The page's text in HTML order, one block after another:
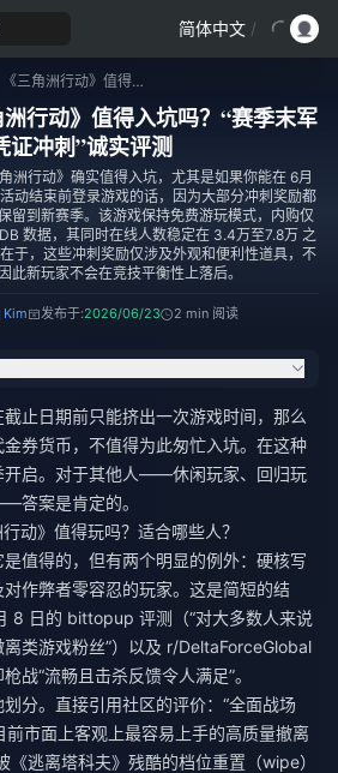
简体中文 /
2026年6月，《三角洲行动》值得入坑吗？“赛季末军备凭证冲刺”诚实评测
行动》值得入坑吗？“赛季末军
证冲刺”诚实评测
行动》确实值得入坑，尤其是如果你能在 6月
动结束前登录游戏的话，因为大部分冲刺奖励都
留到新赛季。该游戏保持免费游玩模式，内购仅
数据，其同时在线人数稳定在 3.4万至7.8万 之
于，这些冲刺奖励仅涉及外观和便利性道具，不
此新玩家不会在竞技平衡性上落后。
发布于:2026/06/23 2 min 阅读
止日期前只能挤出一次游戏时间，那么
券货币，不值得为此匆忙入坑。在这种
开启。对于其他人——休闲玩家、回归玩
答案是肯定的。
动》值得玩吗？适合哪些人？
值得的，但有两个明显的例外：硬核写
作弊者零容忍的玩家。这是简短的结
8 日的 bittopup 评测（“对大多数人来说
类游戏粉丝”）以及 r/DeltaForceGlobal
战“流畅且击杀反馈令人满足”。
分。直接引用社区的评价：“全面战场
前市面上客观上最容易上手的高质量撤离
《逃离塔科夫》残酷的档位重置（wipe）